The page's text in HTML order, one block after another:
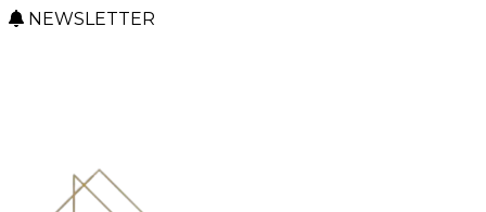
NEWSLETTER